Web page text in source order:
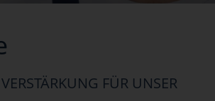
FÜR UNSER